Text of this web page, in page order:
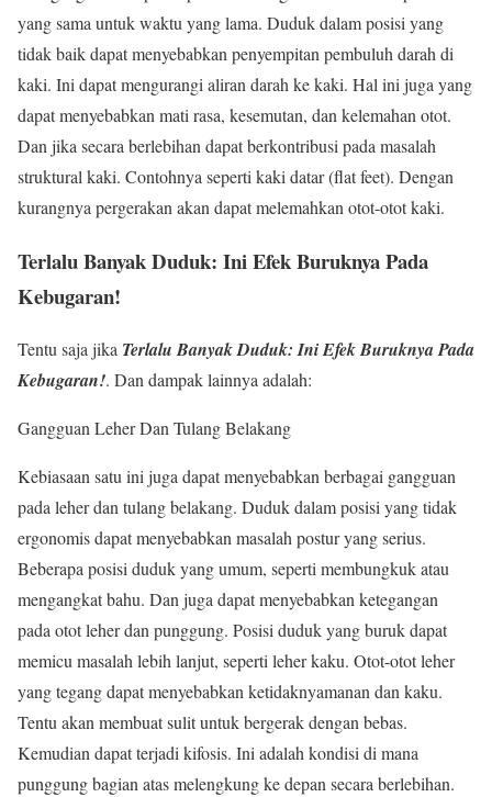
yang sama untuk waktu yang lama. Duduk dalam posisi yang
tidak baik dapat menyebabkan penyempitan pembuluh darah di
kaki. Ini dapat mengurangi aliran darah ke kaki. Hal ini juga yang
dapat menyebabkan mati rasa, kesemutan, dan kelemahan otot.
Dan jika secara berlebihan dapat berkontribusi pada masalah
struktural kaki. Contohnya seperti kaki datar (flat feet). Dengan
kurangnya pergerakan akan dapat melemahkan otot-otot kaki.
Terlalu Banyak Duduk: Ini Efek Buruknya Pada
Kebugaran!
Tentu saja jika Terlalu Banyak Duduk: Ini Efek Buruknya Pada
Kebugaran!. Dan dampak lainnya adalah:
Gangguan Leher Dan Tulang Belakang
Kebiasaan satu ini juga dapat menyebabkan berbagai gangguan
pada leher dan tulang belakang. Duduk dalam posisi yang tidak
ergonomis dapat menyebabkan masalah postur yang serius.
Beberapa posisi duduk yang umum, seperti membungkuk atau
mengangkat bahu. Dan juga dapat menyebabkan ketegangan
pada otot leher dan punggung. Posisi duduk yang buruk dapat
memicu masalah lebih lanjut, seperti leher kaku. Otot-otot leher
yang tegang dapat menyebabkan ketidaknyamanan dan kaku.
Tentu akan membuat sulit untuk bergerak dengan bebas.
Kemudian dapat terjadi kifosis. Ini adalah kondisi di mana
punggung bagian atas melengkung ke depan secara berlebihan.